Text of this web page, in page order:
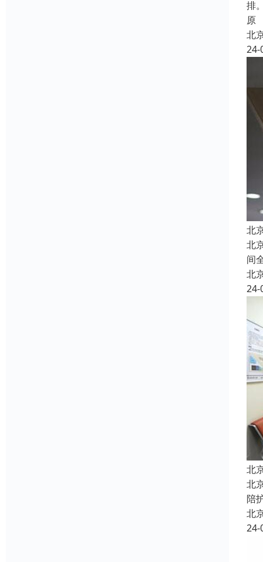
排
原
北
24-
北
北
间
北
24-
北
北
陪
北
24-